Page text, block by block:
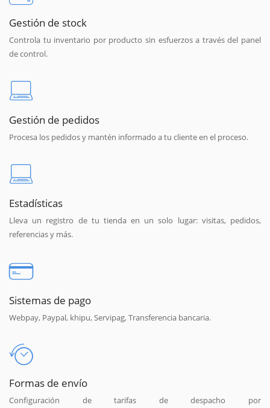
Gestión de stock
Controla tu inventario por producto sin esfuerzos a través del panel
de control.
Gestión de pedidos
Procesa los pedidos y mantén informado a tu cliente en el proceso.
Estadísticas
Lleva un registro de tu tienda en un solo lugar: visitas, pedidos,
referencias y más.
Sistemas de pago
Webpay, Paypal, khipu, Servipag, Transferencia bancaria.
Formas de envío
Configuración de tarifas de despacho por